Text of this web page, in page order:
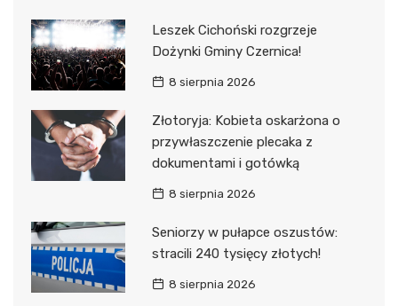
Leszek Cichoński rozgrzeje
Dożynki Gminy Czernica!
8 sierpnia 2026
Złotoryja: Kobieta oskarżona o
przywłaszczenie plecaka z
dokumentami i gotówką
8 sierpnia 2026
Seniorzy w pułapce oszustów:
stracili 240 tysięcy złotych!
8 sierpnia 2026